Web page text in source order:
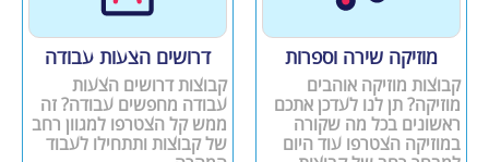
מוזיקה שירה וספרות
קבוצות מוזיקה אוהבים
מוזיקה? תן לנו לעדכן אתכם
ראשונים בכל מה שקורה
במוזיקה הצטרפו עוד היום
דרושים הצעות עבודה
קבוצות דרושים הצעות
עבודה מחפשים עבודה? זה
ממש קל הצטרפו למגוון רחב
של קבוצות ותתחילו לעבוד